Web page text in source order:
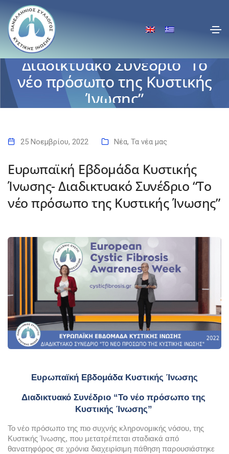
Ευρωπαϊκή Εβδομάδα
Κυστικής Ίνωσης-
Διαδικτυακό Συνέδριο “Το
νέο πρόσωπο της Κυστικής
Ίνωσης”
νέο πρόσωπο της Κυστικής Ίνωσης”
25 Νοεμβρίου, 2022 Νέα, Τα νέα μας
Ευρωπαϊκή Εβδομάδα Κυστικής
Ίνωσης- Διαδικτυακό Συνέδριο “Το
νέο πρόσωπο της Κυστικής Ίνωσης”
Ευρωπαϊκή Εβδομάδα Κυστικής Ίνωσης
Διαδικτυακό Συνέδριο “Το νέο πρόσωπο της
Κυστικής Ίνωσης”
Το νέο πρόσωπο της πιο συχνής κληρονομικής νόσου, της
Κυστικής Ίνωσης, που μετατρέπεται σταδιακά από
θανατηφόρος σε χρόνια διαχειρίσιμη πάθηση παρουσιάστηκε